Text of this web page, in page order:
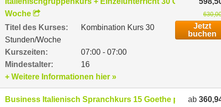
Woche
Titel des Kurses:
Kombination Kurs 30
Stunden/Woche
Kurszeiten:
07:00 - 07:00
Mindestalter:
16
Jetzt
buchen
+ Weitere Informationen hier »
Business Italienisch Spranchkurs 15 Goethe pro Woche
ab